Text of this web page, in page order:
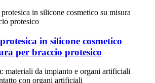
in silicone cosmetico
per braccio protesico
materiali da impianto e organi artificiali
con organi artificiali